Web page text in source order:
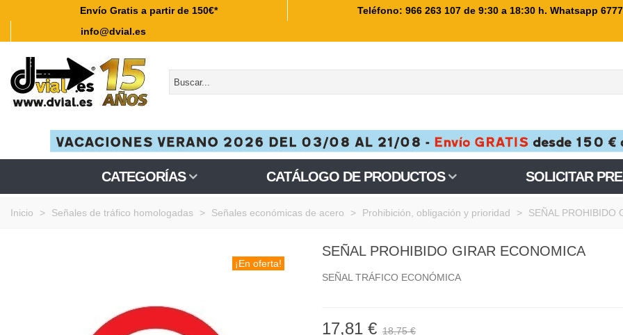
Envío Gratis a partir de 150€* Teléfono: 966 263 107 de 9:30 a 18:30 h. Whatsapp
info@dvial.es
CATEGORÍAS CATÁLOGO DE PRODUCTOS SOLICITAR
Inicio > Señales de tráfico homologadas > Señales económicas de acero > Prohibición, obligación y prioridad > SEÑAL PROHIBIDO
¡En oferta!
SEÑAL PROHIBIDO GIRAR ECONOMICA
SEÑAL TRÁFICO ECONÓMICA
17,81 € 18,75 €